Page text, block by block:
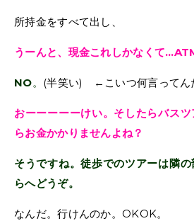
所持金をすべて出し、
うーんと、現金これしかなくて
NO。 (半笑い) ←こいつ何言ってん
おーーーーーけい。そしたらバス
らお金かかりませんよね？
そうですね。徒歩でのツアーは隣
らへどうぞ。
なんだ。行けんのか。OKOK。